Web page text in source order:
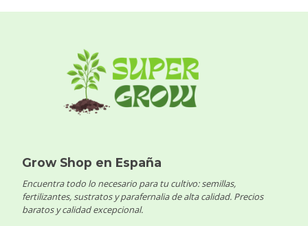
Grow Shop en España
Encuentra todo lo necesario para tu cultivo: semillas,
fertilizantes, sustratos y parafernalia de alta calidad. Precios
baratos y calidad excepcional.